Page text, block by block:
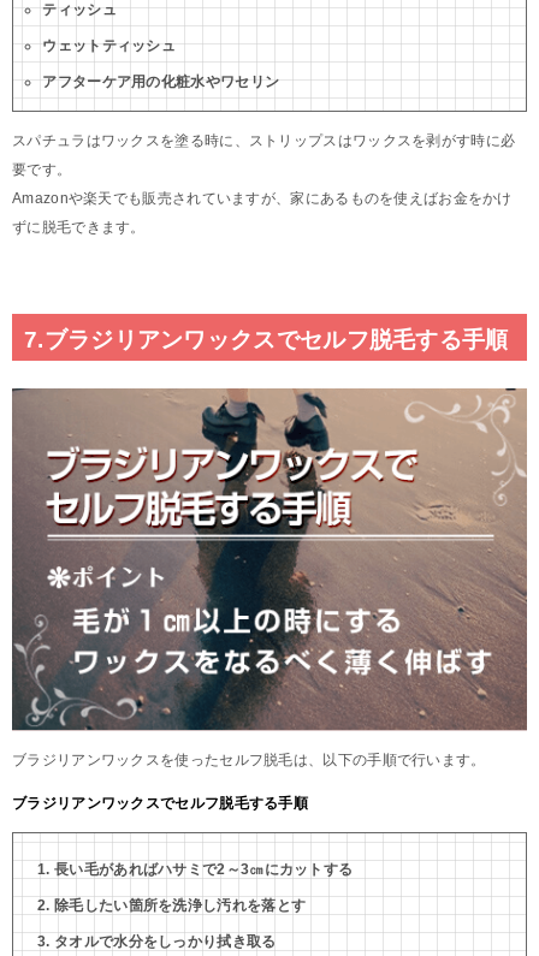
ティッシュ
ウェットティッシュ
アフターケア用の化粧水やワセリン
スパチュラはワックスを塗る時に、ストリップスはワックスを剥がす時に必
要です。
Amazonや楽天でも販売されていますが、家にあるものを使えばお金をかけ
ずに脱毛できます。
7.ブラジリアンワックスでセルフ脱毛する手順
ブラジリアンワックスを使ったセルフ脱毛は、以下の手順で行います。
ブラジリアンワックスでセルフ脱毛する手順
長い毛があればハサミで2～3㎝にカットする
除毛したい箇所を洗浄し汚れを落とす
タオルで水分をしっかり拭き取る